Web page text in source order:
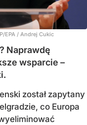
EPA / Andrej Cukic
Naprawdę
wsparcie –
został zapytany
co Europa